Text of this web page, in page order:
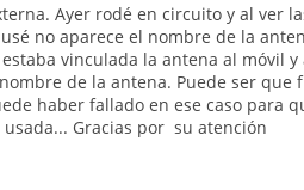
Ayer rodé en circuito y al ver
no aparece el nombre de la
vinculada la antena al móvil
de la antena. Puede ser
haber fallado en ese caso para
Gracias por su atención